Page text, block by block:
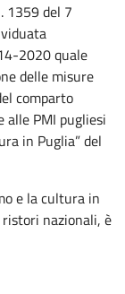
1359 del 7
2020 quale
delle misure
comparto
alle PMI pugliesi
in Puglia” del
e la cultura in
ristori nazionali, è